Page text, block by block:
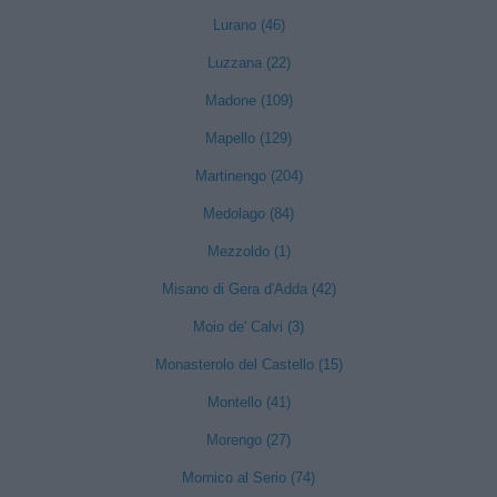
Lurano (46)
Luzzana (22)
Madone (109)
Mapello (129)
Martinengo (204)
Medolago (84)
Mezzoldo (1)
Misano di Gera d'Adda (42)
Moio de' Calvi (3)
Monasterolo del Castello (15)
Montello (41)
Morengo (27)
Mornico al Serio (74)